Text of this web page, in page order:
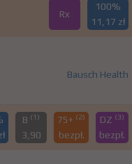
Rx
100%
11,17 zł
Bausch Health
B (1)
3,90
75+ (2)
bezpł.
DZ (3)
bezpł.